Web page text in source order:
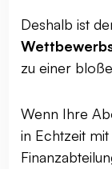
Deshalb ist
zu einer
Wenn Ihre
in Echtzeit